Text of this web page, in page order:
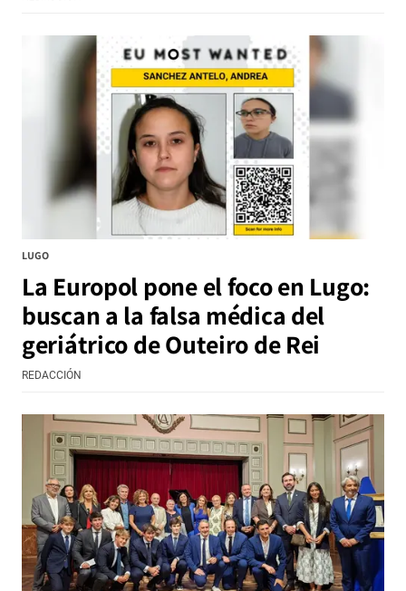
LUGO
La Europol pone el foco en Lugo:
buscan a la falsa médica del
geriátrico de Outeiro de Rei
REDACCIÓN